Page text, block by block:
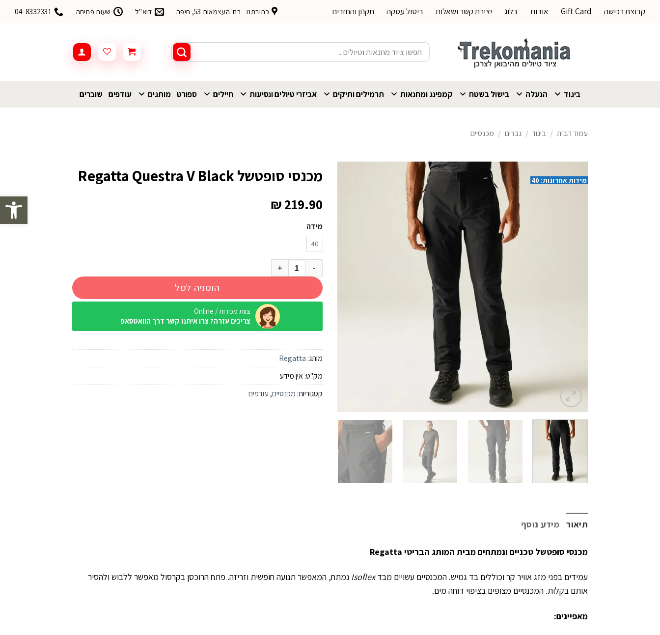
פתח
קבוצת רכישה Gift Card אודות בלוג יצירת קשר ושאלות ביטול עסקה תקנון והחזרים כתובתנו - רח' העצמאות 53, חיפה דוא"ל שעות פתיחה 04-8332331
חיפוש
עבור:
ביגוד הנעלה בישול בשטח קמפינג ומחנאות תרמילים ותיקים אביזרי טיולים ונסיעות חיילים ספורט מותגים עודפים שוברים
עמוד הבית / ביגוד / גברים / מכנסיים
מידות אחרונות: 40 מכנסי סופטשל Regatta Questra V Black
₪219.90
מידה
40
כמות של מכנסי סופטשל Regatta Questra V Black
הוספה לסל
צוות מכירות / Online
צריכים עזרה? צרו איתנו קשר דרך הוואטסאפ
מותג: Regatta
מק"ט:אין מידע
קטגוריות: מכנסיים, עודפים
תיאור מידע נוסף
מכנסי סופטשל טכניים ונמתחים מבית המותג הבריטי Regatta
עמידים בפני מזג אוויר קר וכוללים בד גמיש. המכנסיים עשויים מבדIsoflex נמתח, המאפשר תנועה חופשית וזריזה. פתח הרוכסן בקרסול מאפשר ללבוש ולהסיר
אותם בקלות. המכנסיים מצופים בציפוי דוחה מים.
מאפיינים: